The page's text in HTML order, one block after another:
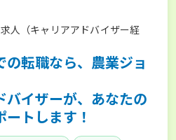
人（キャリアアドバイザー経
転職なら、農業ジョ
バイザーが、あなたの
トします！